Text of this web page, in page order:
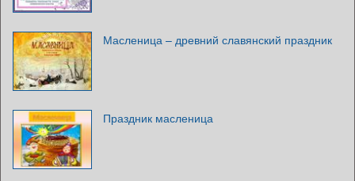
Масленица – древний славянский праздник
Праздник масленица